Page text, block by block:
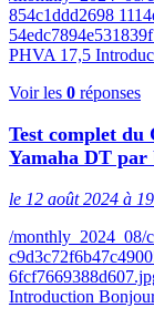
854c1ddd2698
PHVA 17,5
Voir les 0 réponses
Test complet
Yamaha DT par
le 12 août 2024 à
/monthly_2024_08/
Introduction